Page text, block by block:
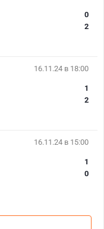
0
2
16.11.24 в 18:00
1
2
16.11.24 в 15:00
1
0